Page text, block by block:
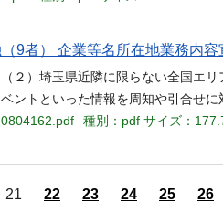
9者） 企業等名所在地業務内容
２）埼玉県近隣に限らない全国エ
ントといった情報を周知や引合せに
種別：pdf サイズ：
21 22 23 24 25 26